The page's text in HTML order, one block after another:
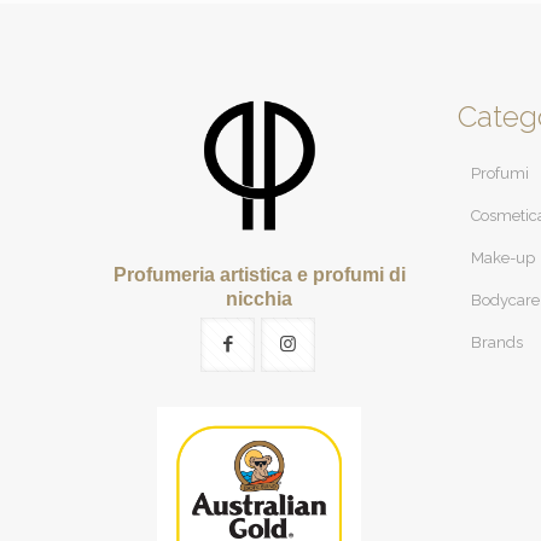
Profumeria artistica e profumi di
nicchia
Profumi
Make-up
Bodycare
Brands